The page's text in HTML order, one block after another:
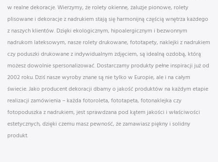
w realne dekoracje. Wierzymy, że rolety okienne, żaluzje pionowe, rolety
plisowane i dekoracje z nadrukiem stają się harmonijną częścią wnętrza każdego
z naszych klientów. Dzięki ekologicznym, hipoalergicznym i bezwonnym
nadrukom lateksowym, nasze rolety drukowane, fototapety, naklejki z nadrukiem
czy poduszki drukowane z indywidualnym zdjęciem, są idealną ozdobą, którą
możesz dowolnie spersonalizować. Dostarczamy produkty pełne inspiracji już od
2002 roku. Dziś nasze wyroby znane są nie tylko w Europie, ale i na całym
świecie. Jako producent dekoracji dbamy o jakość produktów na każdym etapie
realizacji zamówienia – każda fotoroleta, fototapeta, fotonaklejka czy
fotopoduszka z nadrukiem, jest sprawdzana pod kątem jakości i właściwości
estetycznych, dzięki czemu masz pewność, że zamawiasz piękny i solidny
produkt.